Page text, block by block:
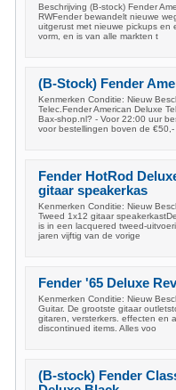
Beschrijving (B-stock) Fender
RWFender bewandelt nieuwe
uitgerust met nieuwe pickups en
vorm, en is van alle markten t
(B-Stock) Fender
Kenmerken Conditie: Nieuw
Telec.Fender American Deluxe
Bax-shop.nl? - Voor 22:00 uur
voor bestellingen boven de €50,-
Fender HotRod
gitaar speakerkas
Kenmerken Conditie: Nieuw
Tweed 1x12 gitaar
is in een lacquered tweed-
jaren vijftig van de vorige
Fender '65 Deluxe
Kenmerken Conditie: Nieuw
Guitar. De grootste gitaar
gitaren, versterkers. effecten en
discontinued items. Alles voo
(B-stock) Fender